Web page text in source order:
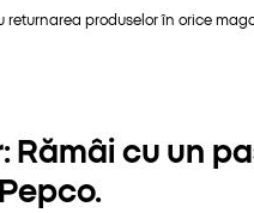
returnarea produselor în orice
Rămâi cu un